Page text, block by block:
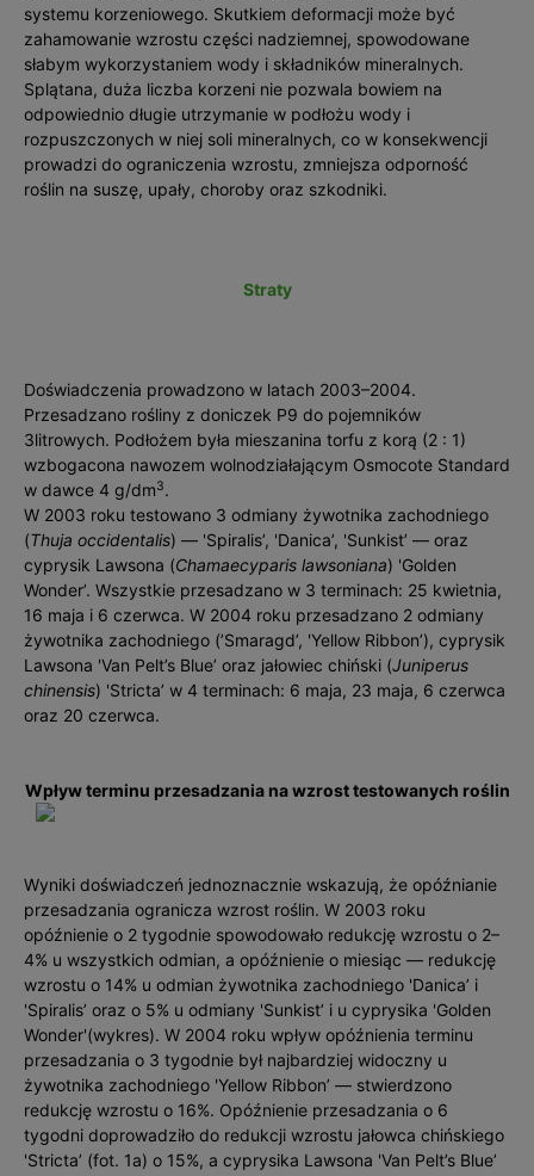
systemu korzeniowego. Skutkiem deformacji może być
zahamowanie wzrostu części nadziemnej, spowodowane
słabym wykorzystaniem wody i składników mineralnych.
Splątana, duża liczba korzeni nie pozwala bowiem na
odpowiednio długie utrzymanie w podłożu wody i
rozpuszczonych w niej soli mineralnych, co w konsekwencji
prowadzi do ograniczenia wzrostu, zmniejsza odporność
roślin na suszę, upały, choroby oraz szkodniki.
Straty
Doświadczenia prowadzono w latach 2003–2004.
Przesadzano rośliny z doniczek P9 do pojemników
3litrowych. Podłożem była mieszanina torfu z korą (2 : 1)
wzbogacona nawozem wolnodziałającym Osmocote Standard
w dawce 4 g/dm3.
W 2003 roku testowano 3 odmiany żywotnika zachodniego
(Thuja occidentalis) — 'Spiralis’, 'Danica’, 'Sunkist’ — oraz
cyprysik Lawsona (Chamaecyparis lawsoniana) 'Golden
Wonder’. Wszystkie przesadzano w 3 terminach: 25 kwietnia,
16 maja i 6 czerwca. W 2004 roku przesadzano 2 odmiany
żywotnika zachodniego (’Smaragd’, 'Yellow Ribbon’), cyprysik
Lawsona 'Van Pelt’s Blue’ oraz jałowiec chiński (Juniperus
chinensis) 'Stricta’ w 4 terminach: 6 maja, 23 maja, 6 czerwca
oraz 20 czerwca.
Wpływ terminu przesadzania na wzrost testowanych roślin
Wyniki doświadczeń jednoznacznie wskazują, że opóźnianie
przesadzania ogranicza wzrost roślin. W 2003 roku
opóźnienie o 2 tygodnie spowodowało redukcję wzrostu o 2–
4% u wszystkich odmian, a opóźnienie o miesiąc — redukcję
wzrostu o 14% u odmian żywotnika zachodniego 'Danica’ i
'Spiralis’ oraz o 5% u odmiany 'Sunkist’ i u cyprysika 'Golden
Wonder'(wykres). W 2004 roku wpływ opóźnienia terminu
przesadzania o 3 tygodnie był najbardziej widoczny u
żywotnika zachodniego 'Yellow Ribbon’ — stwierdzono
redukcję wzrostu o 16%. Opóźnienie przesadzania o 6
tygodni doprowadziło do redukcji wzrostu jałowca chińskiego
'Stricta’ (fot. 1a) o 15%, a cyprysika Lawsona 'Van Pelt’s Blue’